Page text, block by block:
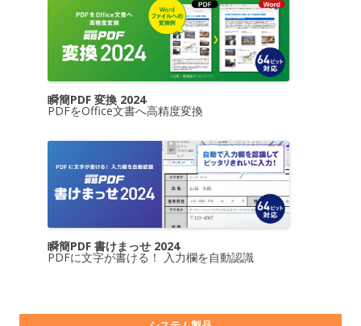
瞬簡PDF 変換 2024
PDFをOffice文書へ高精度変換
瞬簡PDF 書けまっせ 2024
PDFに文字が書ける！ 入力欄を自動認識